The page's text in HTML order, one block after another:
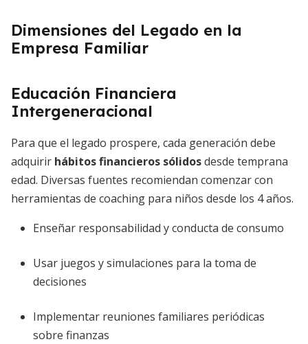
Dimensiones del Legado en la
Empresa Familiar
Educación Financiera
Intergeneracional
Para que el legado prospere, cada generación debe
adquirir hábitos financieros sólidosdesde temprana
edad. Diversas fuentes recomiendan comenzar con
herramientas de coaching para niños desde los 4 años.
Enseñar responsabilidad y conducta de consumo
Usar juegos y simulaciones para la toma de
decisiones
Implementar reuniones familiares periódicas
sobre finanzas